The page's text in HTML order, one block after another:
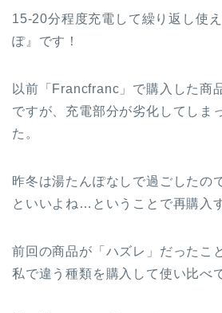
15-20分程度充電して繰り返し使
ぽ』です！
以前「Francfranc」で購入した商
ですが、充電部分が劣化してしま
た。
昨冬は湯たんぽなしで過ごしたの
といいよね…ということで再購入
前回の商品が「ハズレ」だったこ
私で違う種類を購入して使い比べ